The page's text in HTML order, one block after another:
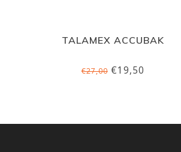
TALAMEX ACCUBAK
€27,00€19,50